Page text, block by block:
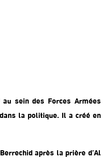
sein des Forces Armées
la politique. Il a créé en
après la prière d’Al